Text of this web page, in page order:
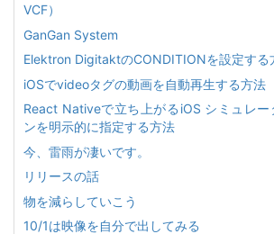
VCF）
GanGan System
Elektron DigitaktのCONDITIONを設定する
iOSでvideoタグの動画を自動再生する方法
React Nativeで立ち上がるiOS シミュレー
ンを明示的に指定する方法
今、雷雨が凄いです。
リリースの話
物を減らしていこう
10/1は映像を自分で出してみる